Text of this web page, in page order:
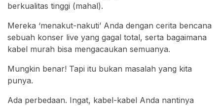
berkualitas tinggi (mahal).
Mereka ‘menakut-nakuti’ Anda dengan cerita bencana
sebuah konser live yang gagal total, serta bagaimana
kabel murah bisa mengacaukan semuanya.
Mungkin benar! Tapi itu bukan masalah yang kita
punya.
Ada perbedaan. Ingat, kabel-kabel Anda nantinya